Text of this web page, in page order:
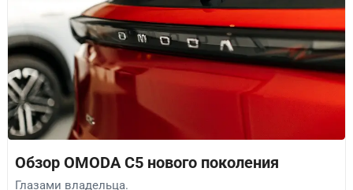
Обзор OMODA C5 нового поколения
Глазами владельца.